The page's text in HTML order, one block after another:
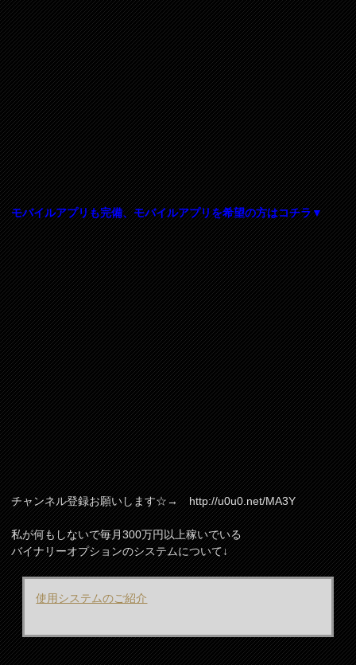
モバイルアプリも完備、モバイルアプリを希望の方はコチラ▼
チャンネル登録お願いします☆→ http://u0u0.net/MA3Y
私が何もしないで毎月300万円以上稼いでいる
バイナリーオプションのシステムについて↓
使用システムのご紹介